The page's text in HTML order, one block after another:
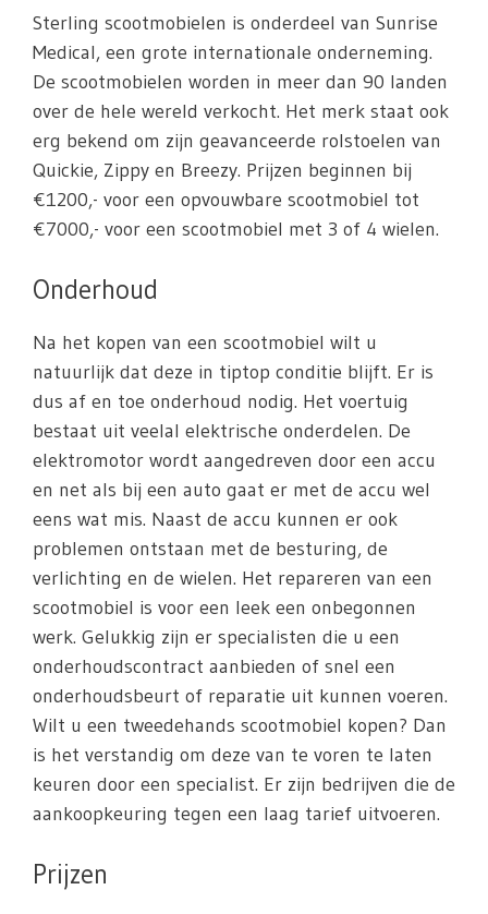
Sterling scootmobielen is onderdeel van Sunrise
Medical, een grote internationale onderneming.
De scootmobielen worden in meer dan 90 landen
over de hele wereld verkocht. Het merk staat ook
erg bekend om zijn geavanceerde rolstoelen van
Quickie, Zippy en Breezy. Prijzen beginnen bij
€1200,- voor een opvouwbare scootmobiel tot
€7000,- voor een scootmobiel met 3 of 4 wielen.
Onderhoud
Na het kopen van een scootmobiel wilt u
natuurlijk dat deze in tiptop conditie blijft. Er is
dus af en toe onderhoud nodig. Het voertuig
bestaat uit veelal elektrische onderdelen. De
elektromotor wordt aangedreven door een accu
en net als bij een auto gaat er met de accu wel
eens wat mis. Naast de accu kunnen er ook
problemen ontstaan met de besturing, de
verlichting en de wielen. Het repareren van een
scootmobiel is voor een leek een onbegonnen
werk. Gelukkig zijn er specialisten die u een
onderhoudscontract aanbieden of snel een
onderhoudsbeurt of reparatie uit kunnen voeren.
Wilt u een tweedehands scootmobiel kopen? Dan
is het verstandig om deze van te voren te laten
keuren door een specialist. Er zijn bedrijven die de
aankoopkeuring tegen een laag tarief uitvoeren.
Prijzen